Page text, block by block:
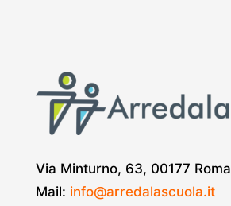
Via Minturno, 63, 00177 Roma
Mail: info@arredalascuola.it